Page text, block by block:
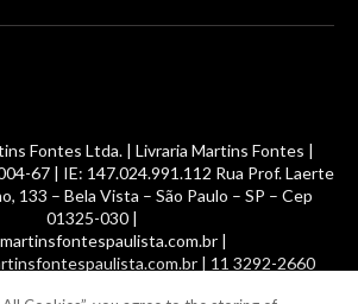
Fontes Ltda. | Livraria Martins Fontes |
67 | IE: 147.024.991.112 Rua Prof. Laerte
133 – Bela Vista – São Paulo – SP – Cep
01325-030 |
|
| 11 3292-2660